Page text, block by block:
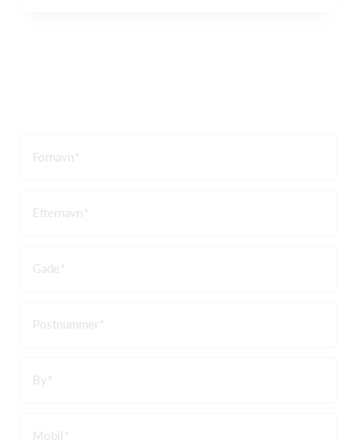
Fornavn
Efternavn
Gade
Postnummer
By
Mobil